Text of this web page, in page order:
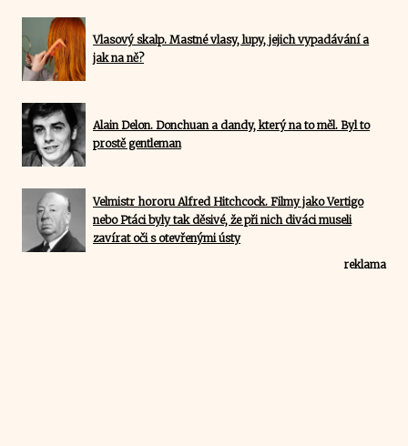
Vlasový skalp. Mastné vlasy, lupy, jejich vypadávání a
jak na ně?
Alain Delon. Donchuan a dandy, který na to měl. Byl to
prostě gentleman
Velmistr hororu Alfred Hitchcock. Filmy jako Vertigo
nebo Ptáci byly tak děsivé, že při nich diváci museli
zavírat oči s otevřenými ústy
reklama